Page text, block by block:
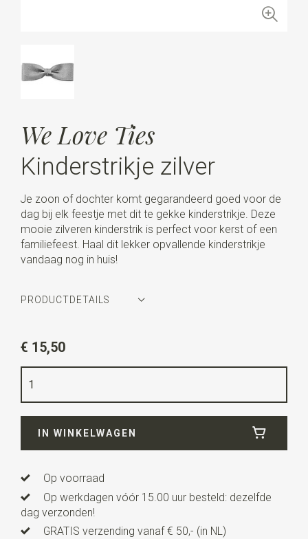
We Love Ties
Kinderstrikje zilver
Je zoon of dochter komt gegarandeerd goed voor de
dag bij elk feestje met dit te gekke kinderstrikje. Deze
mooie zilveren kinderstrik is perfect voor kerst of een
familiefeest. Haal dit lekker opvallende kinderstrikje
vandaag nog in huis!
PRODUCTDETAILS
zilver
Kwaliteit
Lengte3,5 cm
verstelbaar elastieken bandje. Met ingeweven lurex
zilverdraad voor een extra schitterend effect. Deze
kinderstrik is geschikt voor kinderen van ca. 3 tot 10
jaar.
€ 15,50
IN WINKELWAGEN
Op voorraad
Op werkdagen vóór 15.00 uur besteld: dezelfde
dag verzonden!
GRATIS verzending vanaf € 50,- (in NL)